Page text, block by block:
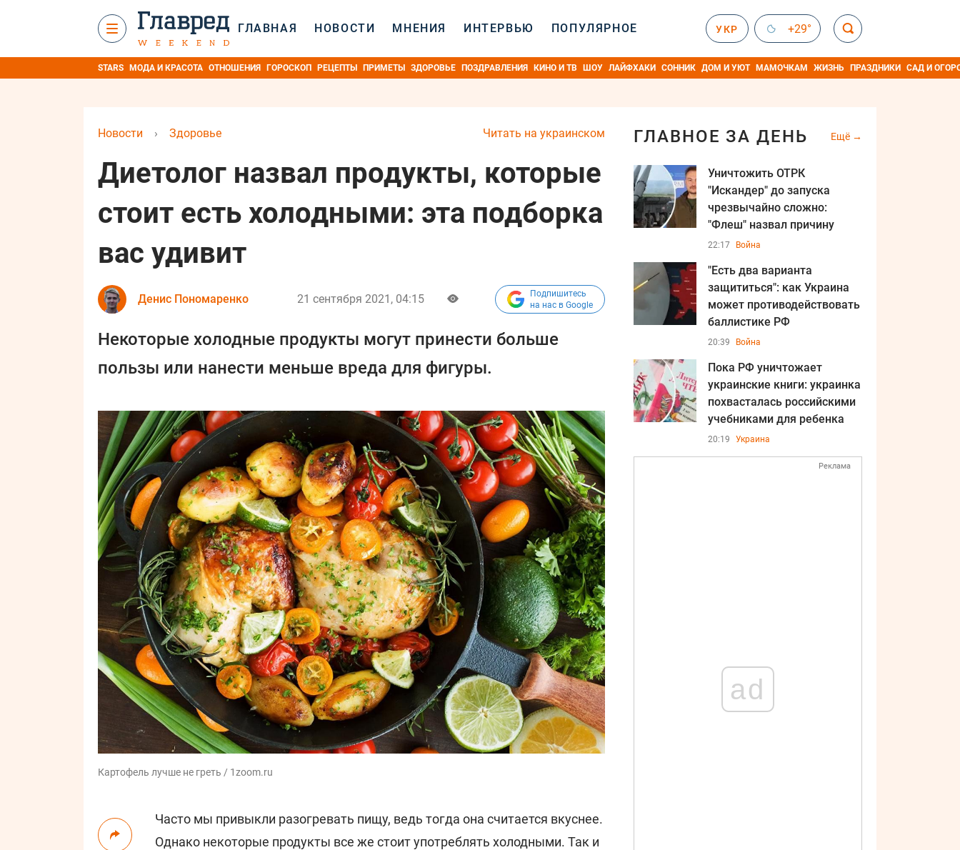
ГЛАВНАЯ НОВОСТИ МНЕНИЯ ИНТЕРВЬЮ ПОПУЛЯРНОЕ УКР +29°
STARS МОДА И КРАСОТА ОТНОШЕНИЯ ГОРОСКОП РЕЦЕПТЫ ПРИМЕТЫ ЗДОРОВЬЕ ПОЗДРАВЛЕНИЯ КИНО И ТВ ШОУ ЛАЙФХАКИ СОННИК ДОМ И УЮТ МАМОЧКАМ ЖИЗНЬ ПРАЗДНИКИ САД И
Читать на украинском
Новости › Здоровье
Диетолог назвал продукты, которые
стоит есть холодными: эта подборка
вас удивит
Денис Пономаренко 21 сентября 2021, 04:15
Подпишитесь
на нас в Google
Некоторые холодные продукты могут принести больше
пользы или нанести меньше вреда для фигуры.
Картофель лучше не греть / 1zoom.ru
Часто мы привыкли разогревать пищу, ведь тогда она считается вкуснее.
Однако некоторые продукты все же стоит употреблять холодными. Так и
ГЛАВНОЕ ЗА ДЕНЬ Ещё
Уничтожить ОТРК
"Искандер" до запуска
чрезвычайно сложно:
"Флеш" назвал причину
22:17 Война
"Есть два варианта
защититься": как Украина
может противодействовать
баллистике РФ
20:39 Война
Пока РФ уничтожает
украинские книги: украинка
похвасталась российскими
учебниками для ребенка
20:19 Украина
Реклама
ad